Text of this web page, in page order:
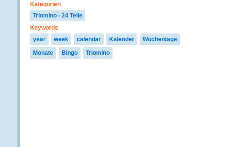
Kategorien
Triomino - 24 Teile
Keywords
year
week calendar Kalender
Wochentage
Monate
Bingo Triomino